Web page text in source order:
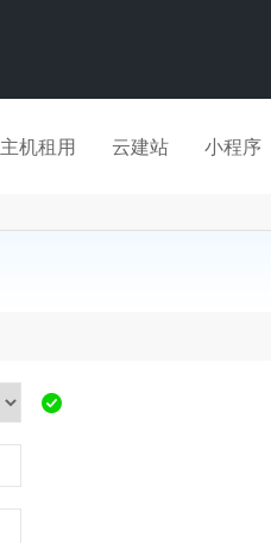
主机租用 云建站 小程序